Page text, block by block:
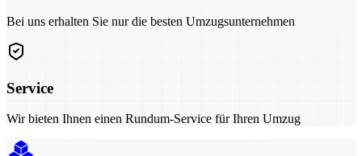
Bei uns erhalten Sie nur die besten Umzugsunternehmen
Service
Wir bieten Ihnen einen Rundum-Service für Ihren Umzug